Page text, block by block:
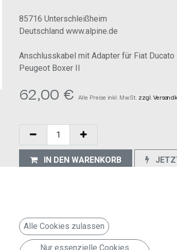
85716 Unterschleißheim
Deutschland www.alpine.de
Anschlusskabel mit Adapter für Fiat Ducato
Peugeot Boxer II
62,00 € Alle Preise inkl. MwSt. zzgl.
IN DEN WARENKORB
30-Tage-Geld-zurück-Garantie
Versand: 2-3 Geschäftstage
Alle Cookies zulassen
Nur essenzielle Cookies